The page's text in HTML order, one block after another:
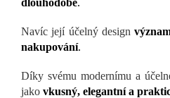
Navíc její účelný design
nakupování.
Díky svému modernímu a
jako vkusný, elegantní a